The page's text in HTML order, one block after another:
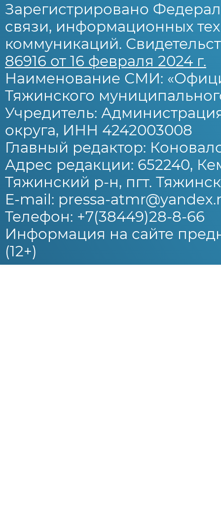
Зарегистрировано
связи, информационных
коммуникаций.
86916 от 16 февраля 2024 г.
Наименование СМИ:
Тяжинского
Учредитель:
округа, ИНН 4242003008
Главный редактор:
Адрес редакции: 652240,
Тяжинский р-н, пгт.
E-mail: pressa-
Телефон: +7(38449)28-8-66
Информация на сайте
(12+)